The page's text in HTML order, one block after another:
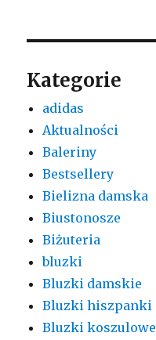
Kategorie
adidas
Aktualności
Baleriny
Bestsellery
Bielizna damska
Biustonosze
Biżuteria
bluzki
Bluzki damskie
Bluzki hiszpanki
Bluzki koszulowe